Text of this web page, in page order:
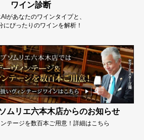
ワイン診断
があなたのワインタイプと、
にぴったりのワインを解析！
ムリエ六本木店からのお知らせ
テージを数百本ご用意！詳細はこちら